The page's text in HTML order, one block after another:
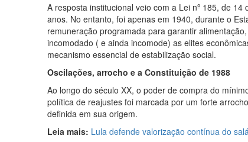
A resposta institucional veio com a Lei nº 185, de
anos. No entanto, foi apenas em 1940, durante o
remuneração programada para garantir
incomodado ( e ainda incomode) as elites
mecanismo essencial de estabilização social.
Oscilações, arrocho e a Constituição de 1988
Ao longo do século XX, o poder de compra do
política de reajustes foi marcada por um forte
definida em sua origem.
Leia mais: Lula defende valorização contínua do